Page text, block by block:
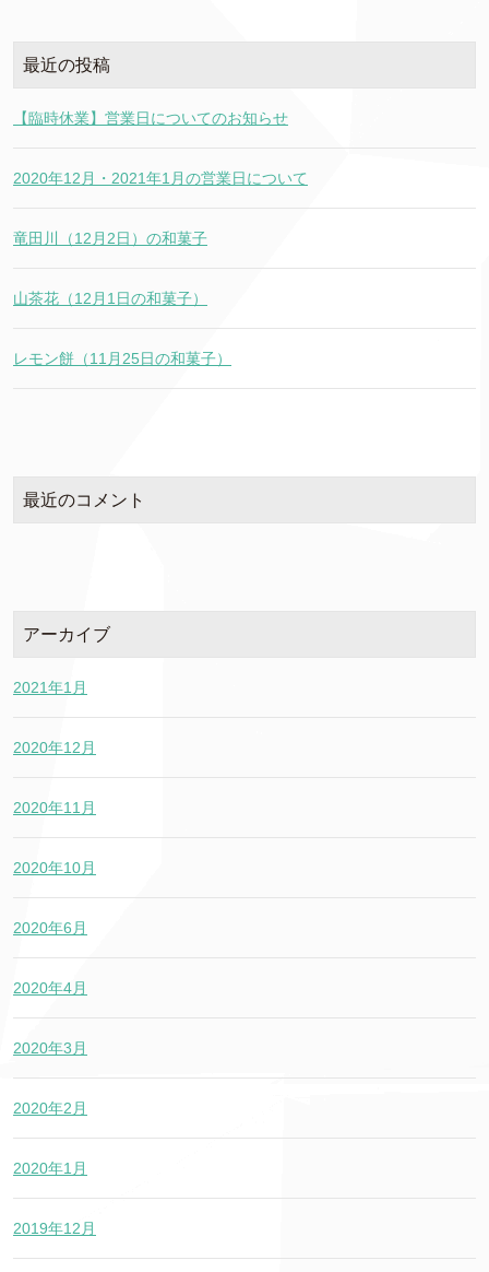
最近の投稿
【臨時休業】営業日についてのお知らせ
2020年12月・2021年1月の営業日について
竜田川（12月2日）の和菓子
山茶花（12月1日の和菓子）
レモン餅（11月25日の和菓子）
最近のコメント
アーカイブ
2021年1月
2020年12月
2020年11月
2020年10月
2020年6月
2020年4月
2020年3月
2020年2月
2020年1月
2019年12月